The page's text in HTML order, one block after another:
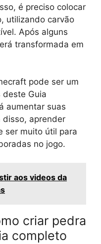
é preciso colocar
utilizando carvão
Após alguns
transformada em
pode ser um
deste Guia
aumentar suas
disso, aprender
ser muito útil para
no jogo.
aos videos da
criar pedra
completo